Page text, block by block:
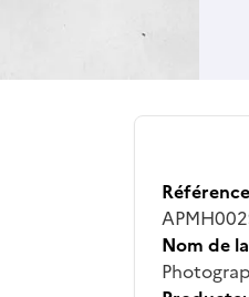
Nom de